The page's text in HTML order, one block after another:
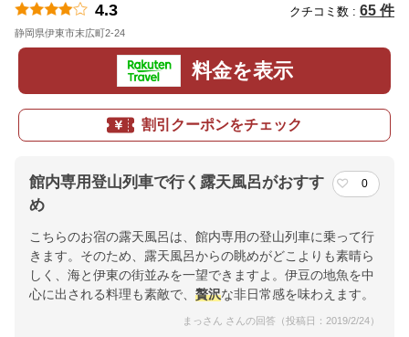
4.3 クチコミ数 : 65 件
静岡県伊東市末広町2-24
料金を表示
割引クーポンをチェック
館内専用登山列車で行く露天風呂がおすす
め
0
こちらのお宿の露天風呂は、館内専用の登山列車に乗って行
きます。そのため、露天風呂からの眺めがどこよりも素晴ら
しく、海と伊東の街並みを一望できますよ。伊豆の地魚を中
心に出される料理も素敵で、 贅沢な非日常感を味わえます。
まっさん さんの回答（投稿日：2019/2/24）